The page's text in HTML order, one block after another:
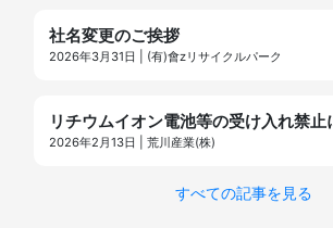
社名変更のご挨拶
2026年3月31日 | (有)會zリサイクルパーク
リチウムイオン電池等の受け入れ禁止
2026年2月13日 | 荒川産業(株)
すべての記事を見る